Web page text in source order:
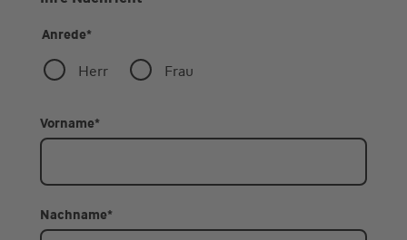
Anrede*
Herr Frau
Vorname*
Nachname*